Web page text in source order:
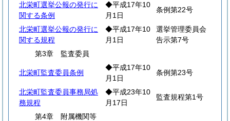
北栄町選挙公報の発行に
関する条例
◆平成17年10
月1日
条例第22号
北栄町選挙公報の発行に
関する規程
◆平成17年10
月1日
選挙管理委員会
告示第7号
第3章 監査委員
北栄町監査委員条例
◆平成17年10
月1日
条例第23号
北栄町監査委員事務局処
務規程
◆平成23年10
月17日
監査規程第1号
第4章 附属機関等